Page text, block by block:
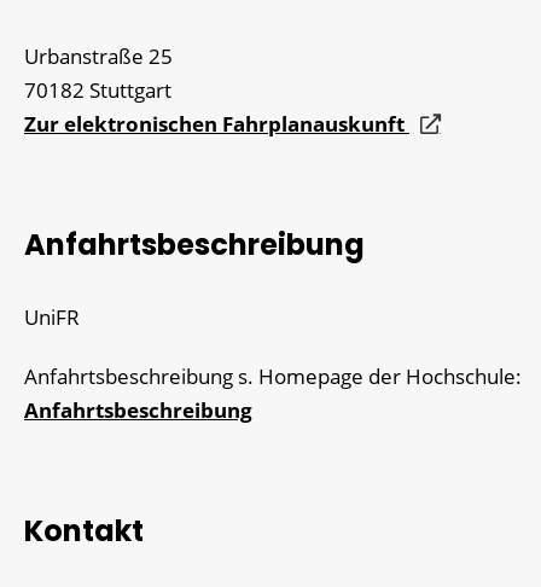
Urbanstraße 25
70182 Stuttgart
Zur elektronischen Fahrplanauskunft
Anfahrtsbeschreibung
UniFR
Anfahrtsbeschreibung s. Homepage der Hochschule:
Anfahrtsbeschreibung
Kontakt